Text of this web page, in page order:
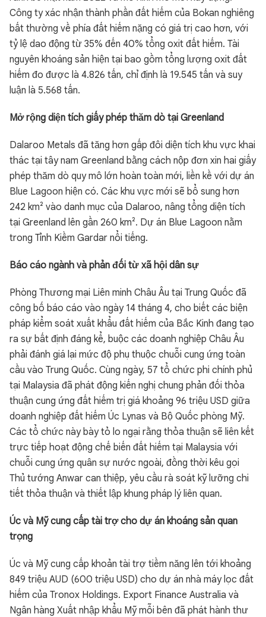
Công ty xác nhận thành phần đất hiếm của Bokan nghiêng
bất thường về phía đất hiếm nặng có giá trị cao hơn, với
tỷ lệ dao động từ 35% đến 40% tổng oxit đất hiếm. Tài
nguyên khoáng sản hiện tại bao gồm tổng lượng oxit đất
hiếm đo được là 4.826 tấn, chỉ định là 19.545 tấn và suy
luận là 5.568 tấn.
Mở rộng diện tích giấy phép thăm dò tại Greenland
Dalaroo Metals đã tăng hơn gấp đôi diện tích khu vực khai
thác tại tây nam Greenland bằng cách nộp đơn xin hai giấy
phép thăm dò quy mô lớn hoàn toàn mới, liền kề với dự án
Blue Lagoon hiện có. Các khu vực mới sẽ bổ sung hơn
242 km² vào danh mục của Dalaroo, nâng tổng diện tích
tại Greenland lên gần 260 km². Dự án Blue Lagoon nằm
trong Tỉnh Kiềm Gardar nổi tiếng.
Báo cáo ngành và phản đối từ xã hội dân sự
Phòng Thương mại Liên minh Châu Âu tại Trung Quốc đã
công bố báo cáo vào ngày 14 tháng 4, cho biết các biện
pháp kiểm soát xuất khẩu đất hiếm của Bắc Kinh đang tạo
ra sự bất định đáng kể, buộc các doanh nghiệp Châu Âu
phải đánh giá lại mức độ phụ thuộc chuỗi cung ứng toàn
cầu vào Trung Quốc. Cùng ngày, 57 tổ chức phi chính phủ
tại Malaysia đã phát động kiến nghị chung phản đối thỏa
thuận cung ứng đất hiếm trị giá khoảng 96 triệu USD giữa
doanh nghiệp đất hiếm Úc Lynas và Bộ Quốc phòng Mỹ.
Các tổ chức này bày tỏ lo ngại rằng thỏa thuận sẽ liên kết
trực tiếp hoạt động chế biến đất hiếm tại Malaysia với
chuỗi cung ứng quân sự nước ngoài, đồng thời kêu gọi
Thủ tướng Anwar can thiệp, yêu cầu rà soát kỹ lưỡng chi
tiết thỏa thuận và thiết lập khung pháp lý liên quan.
Úc và Mỹ cung cấp tài trợ cho dự án khoáng sản quan
trọng
Úc và Mỹ cung cấp khoản tài trợ tiềm năng lên tới khoảng
849 triệu AUD (600 triệu USD) cho dự án nhà máy lọc đất
hiếm của Tronox Holdings. Export Finance Australia và
Ngân hàng Xuất nhập khẩu Mỹ mỗi bên đã phát hành thư